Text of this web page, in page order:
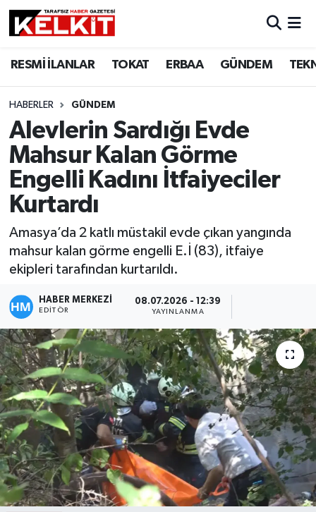
RESMİ İLANLAR TOKAT ERBAA GÜNDEM
HABERLER GÜNDEM
Alevlerin Sardığı Evde
Mahsur Kalan Görme
Engelli Kadını İtfaiyeciler
Kurtardı
Amasya’da 2 katlı müstakil evde çıkan yangında
mahsur kalan görme engelli E.İ (83), itfaiye
ekipleri tarafından kurtarıldı.
HABER MERKEZİ
EDITÖR
08.07.2026 - 12:39
YAYINLANMA